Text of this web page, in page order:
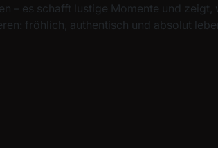
– es schafft lustige Momente und zeigt,
fröhlich, authentisch und absolut